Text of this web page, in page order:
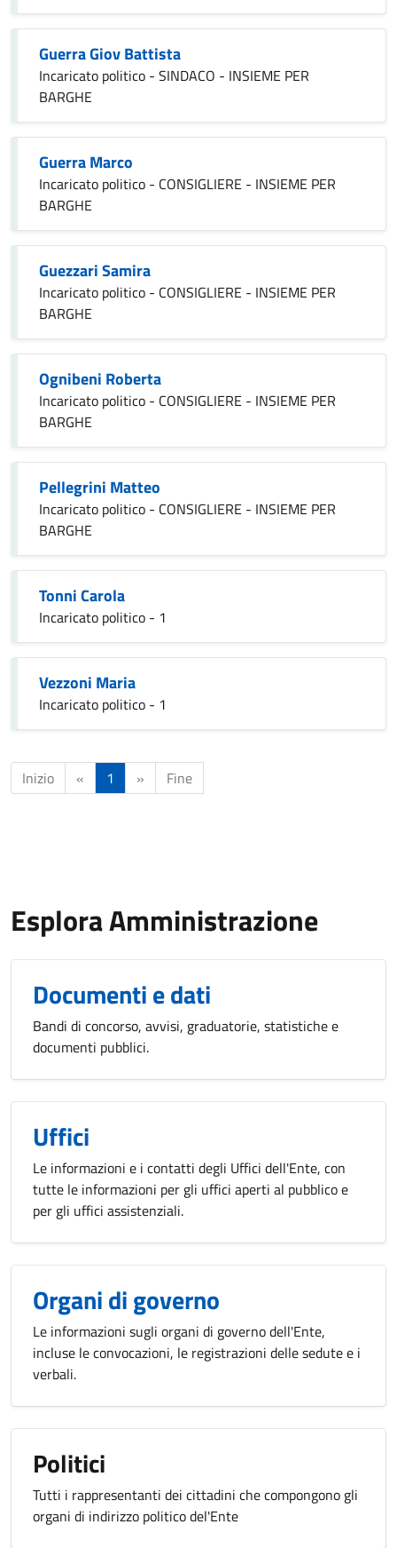
Guerra Giov Battista
Incaricato politico - SINDACO - INSIEME PER
BARGHE
Guerra Marco
Incaricato politico - CONSIGLIERE - INSIEME PER
BARGHE
Guezzari Samira
Incaricato politico - CONSIGLIERE - INSIEME PER
BARGHE
Ognibeni Roberta
Incaricato politico - CONSIGLIERE - INSIEME PER
BARGHE
Pellegrini Matteo
Incaricato politico - CONSIGLIERE - INSIEME PER
BARGHE
Tonni Carola
Incaricato politico - 1
Vezzoni Maria
Incaricato politico - 1
Inizio « 1 » Fine
Esplora Amministrazione
Documenti e dati
Bandi di concorso, avvisi, graduatorie, statistiche e
documenti pubblici.
Uffici
Le informazioni e i contatti degli Uffici dell'Ente, con
tutte le informazioni per gli uffici aperti al pubblico e
per gli uffici assistenziali.
Organi di governo
Le informazioni sugli organi di governo dell'Ente,
incluse le convocazioni, le registrazioni delle sedute e i
verbali.
Politici
Tutti i rappresentanti dei cittadini che compongono gli
organi di indirizzo politico del'Ente